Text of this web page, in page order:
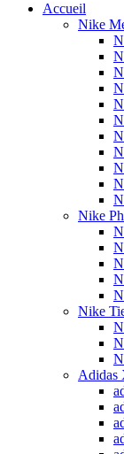
Accueil
Nike
Nike
Nike
Adidas